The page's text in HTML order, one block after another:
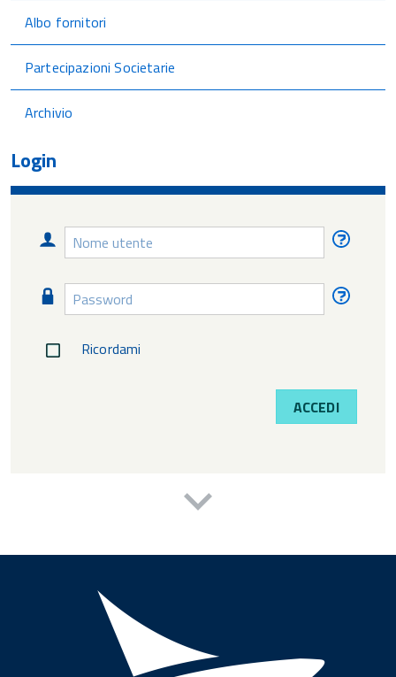
Albo fornitori
Partecipazioni Societarie
Archivio
Login
Nome
utente
Password
Ricordami
ACCEDI